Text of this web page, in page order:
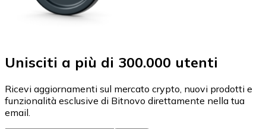
Unisciti a più di 300.000 utenti
Ricevi aggiornamenti sul mercato crypto, nuovi prodotti e
funzionalità esclusive di Bitnovo direttamente nella tua
email.